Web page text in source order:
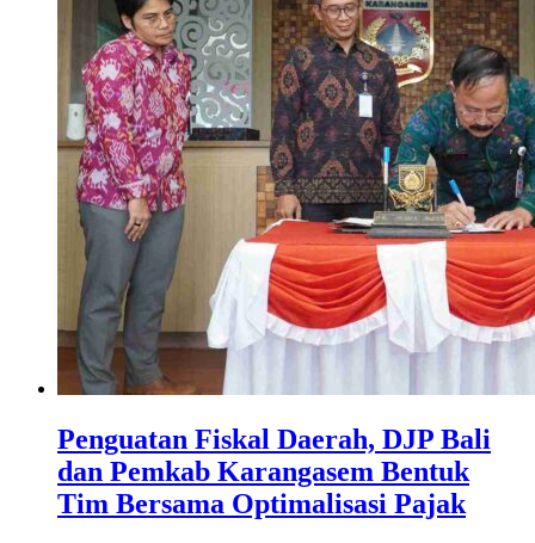
Penguatan Fiskal Daerah, DJP Bali
dan Pemkab Karangasem Bentuk
Tim Bersama Optimalisasi Pajak